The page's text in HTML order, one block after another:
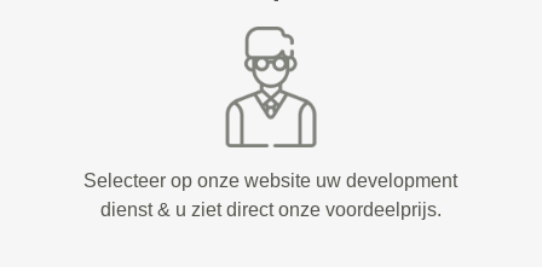
Selecteer op onze website uw development
dienst & u ziet direct onze voordeelprijs.